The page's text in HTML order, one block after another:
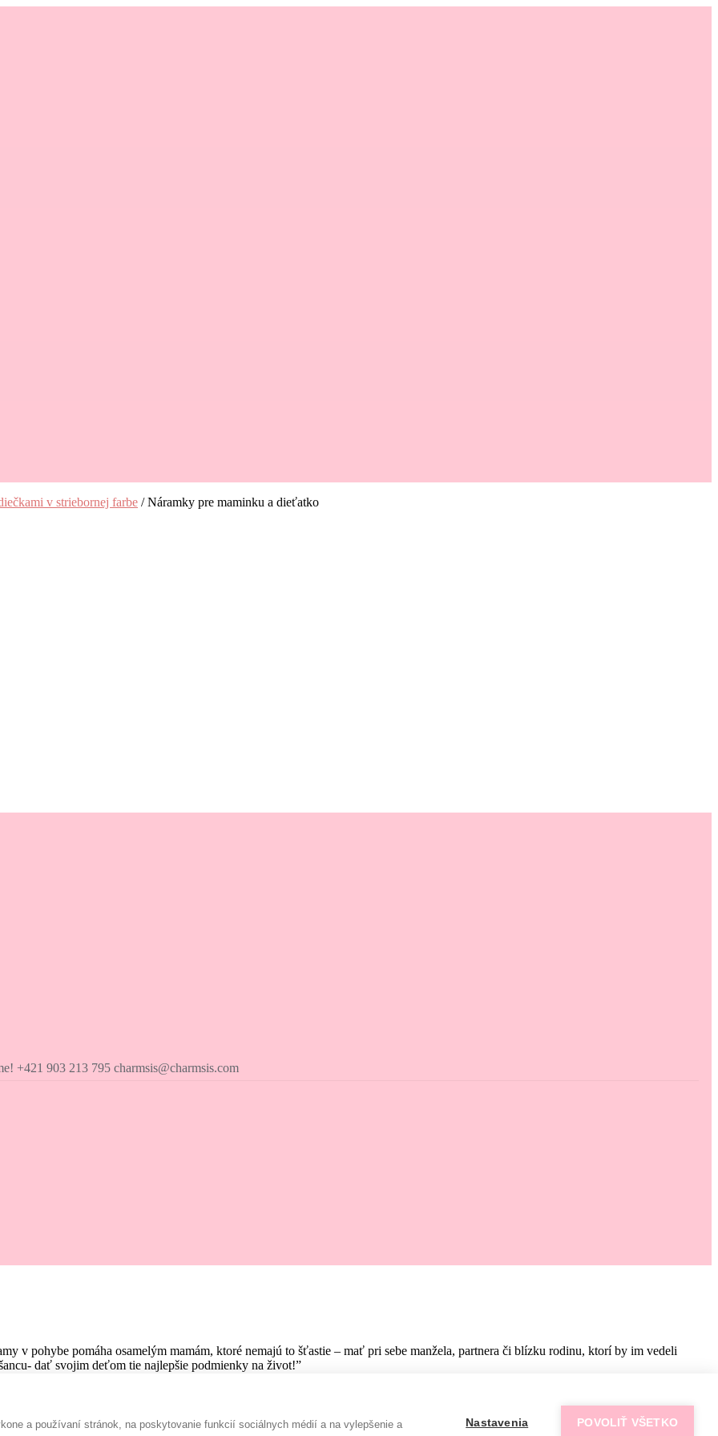
v striebornej farbe /Náramky pre maminku a dieťatko
+421 903 213 795 charmsis@charmsis.com
v pohybe pomáha osamelým mamám, ktoré nemajú to šťastie – mať pri sebe manžela, partnera či blízku rodinu, ktorí by im vedeli
dať svojim deťom tie najlepšie podmienky na život!”
Rada prispejem :-)
a používaní stránok, na poskytovanie funkcií sociálnych médií a na vylepšenie a Nastavenia POVOLIŤ VŠETKO